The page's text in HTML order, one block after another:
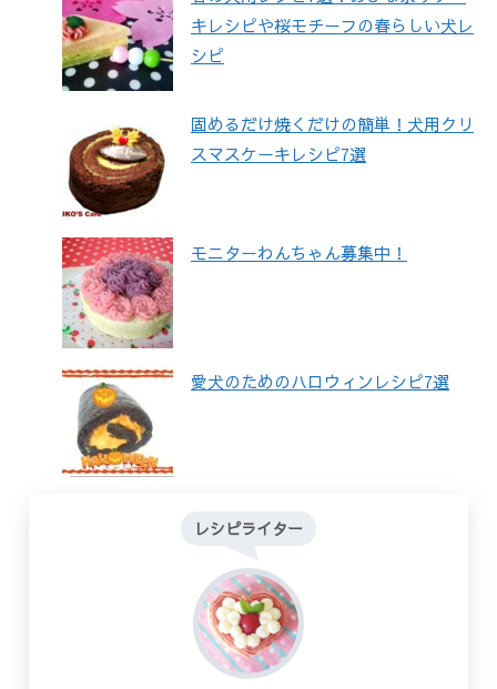
キレシピや桜モチーフの春らしい犬レ
シピ
固めるだけ焼くだけの簡単！犬用クリ
スマスケーキレシピ7選
モニターわんちゃん募集中！
愛犬のためのハロウィンレシピ7選
レシピライター